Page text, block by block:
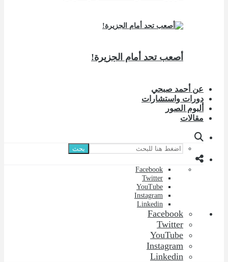
أصعب تحد أمام الجزيرة!
عن أحمد صبحي
دورات واستشارات
ألبوم الصور
مقالات
بحث
Facebook
Twitter
YouTube
Instagram
Linkedin
Facebook
Twitter
YouTube
Instagram
Linkedin